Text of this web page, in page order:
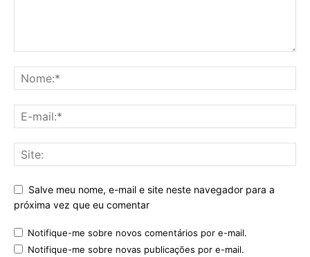
Salve meu nome, e-mail e site neste navegador para a
próxima vez que eu comentar
Notifique-me sobre novos comentários por e-mail.
Notifique-me sobre novas publicações por e-mail.